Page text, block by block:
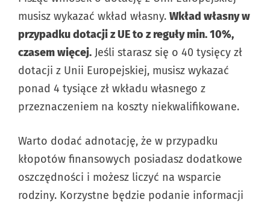
musisz wykazać wkład własny. Wkład własny w
przypadku dotacji z UE to z reguły min. 10%,
czasem więcej. Jeśli starasz się o 40 tysięcy zł
dotacji z Unii Europejskiej, musisz wykazać
ponad 4 tysiące zł wkładu własnego z
przeznaczeniem na koszty niekwalifikowane.
Warto dodać adnotację, że w przypadku
kłopotów finansowych posiadasz dodatkowe
oszczędności i możesz liczyć na wsparcie
rodziny. Korzystne będzie podanie informacji